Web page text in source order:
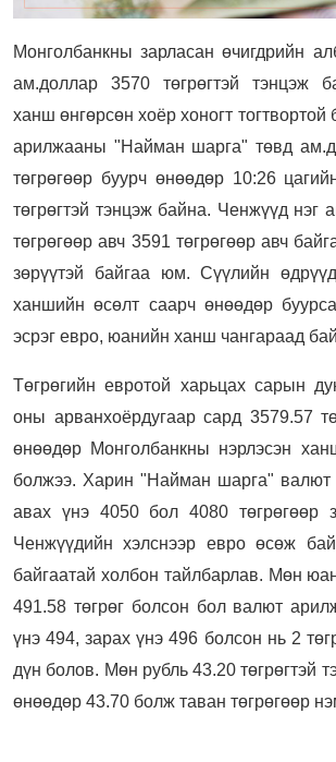
Монголбанкны зарласан өчигдрийн
ам.доллар 3570 төгрөгтэй тэнцэж
ханш өнгөрсөн хоёр хоногт тогтвортой
арилжааны "Найман шарга" төвд
төгрөгөөр буурч өнөөдөр 10:26
төгрөгтэй тэнцэж байна. Ченжүүд нэг
төгрөгөөр авч 3591 төгрөгөөр авч
зөрүүтэй байгаа юм. Сүүлийн
ханшийн өсөлт саарч өнөөдөр
эсрэг евро, юанийн ханш чангараад
Төгрөгийн евротой харьцах сарын
оны арванхоёрдугаар сард 3579.57
өнөөдөр Монголбанкны нэрлэсэн
болжээ. Харин "Найман шарга" валют
авах үнэ 4050 бол 4080 төгрөгөөр
Ченжүүдийн хэлснээр евро өсөж
байгаатай холбон тайлбарлав. Мөн
491.58 төгрөг болсон бол валют
үнэ 494, зарах үнэ 496 болсон нь 2
дүн болов. Мөн рубль 43.20 төгрөгтэй
өнөөдөр 43.70 болж таван төгрөгөөр